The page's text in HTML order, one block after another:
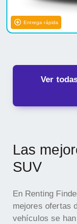
Entrega rápida
Ver
Las
SUV
En Renting
mejores ofertas
vehículos se